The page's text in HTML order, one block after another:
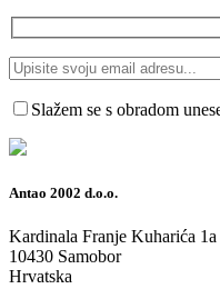
Slažem se s obradom
Antao 2002 d.o.o.
Kardinala Franje Kuharića 1a
10430 Samobor
Hrvatska